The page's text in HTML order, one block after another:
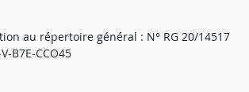
au répertoire général : N° RG 20/14517
B7E-CCO45